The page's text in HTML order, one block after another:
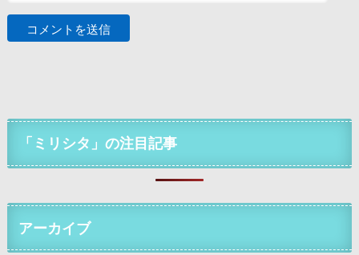
「ミリシタ」の注目記事
アーカイブ